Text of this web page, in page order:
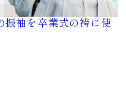
振袖を卒業式の袴に使